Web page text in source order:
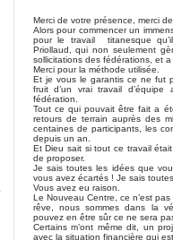
Merci de votre présence, merci
Alors pour commencer un
pour le travail titanesque
Priollaud, qui non seulement
sollicitations des fédérations, et
Merci pour la méthode utilisée.
Et je vous le garantis ce ne fut
fruit d’un vrai travail
fédération.
Tout ce qui pouvait être fait a
retours de terrain auprès des
centaines de participants, les
depuis un an.
Et Dieu sait si tout ce travail était
de proposer.
Je sais toutes les idées que
vous avez écartés ! Je sais
Vous avez eu raison.
Le Nouveau Centre, ce n’est
rêve, nous sommes dans la
pouvez en être sûr ce ne sera
Certains m’ont même dit, un
avec la situation financière qui